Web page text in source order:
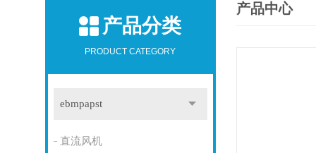
产品分类
PRODUCT CATEGORY
ebmpapst
直流风机
产品中心